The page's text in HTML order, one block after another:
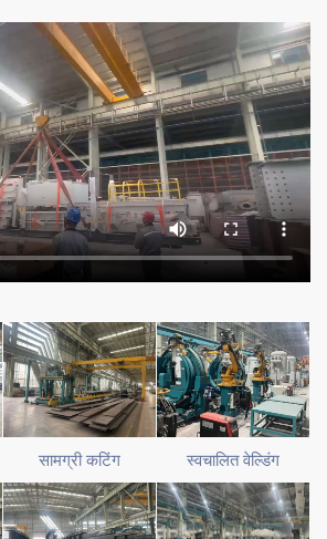
सामग्री कटिंग स्वचालित वेल्डिंग